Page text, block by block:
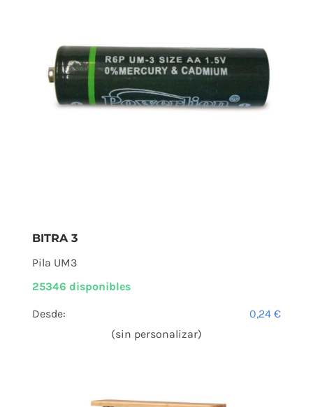
BITRA 3
Pila UM3
25346 disponibles
Desde: 0,24€
(sin personalizar)